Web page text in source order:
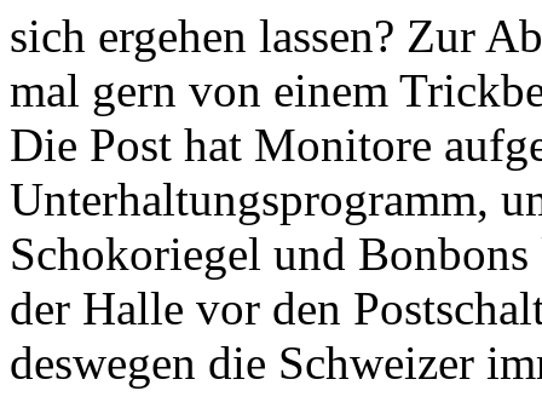
sich ergehen lassen? Zur
mal gern von einem
Die Post hat Monitore
Unterhaltungsprogramm,
Schokoriegel und
der Halle vor den
deswegen die Schweizer